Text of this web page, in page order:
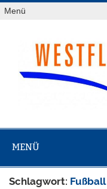
Zum
Inhalt
Menü
MENÜ
Schlagwort: Fußball